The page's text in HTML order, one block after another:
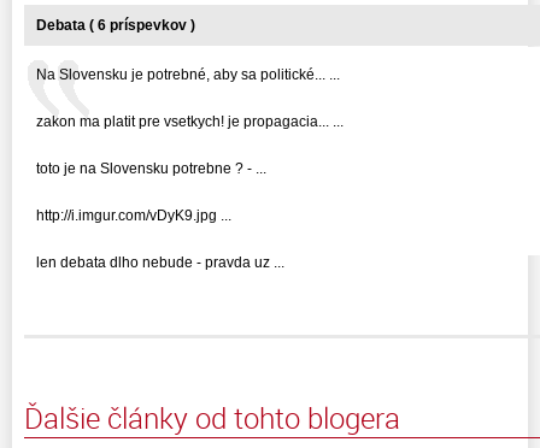
Debata ( 6 príspevkov )
Na Slovensku je potrebné, aby sa politické... ...
zakon ma platit pre vsetkych! je propagacia... ...
toto je na Slovensku potrebne ? - ...
http://i.imgur.com/vDyK9.jpg ...
len debata dlho nebude - pravda uz ...
Ďalšie články od tohto blogera